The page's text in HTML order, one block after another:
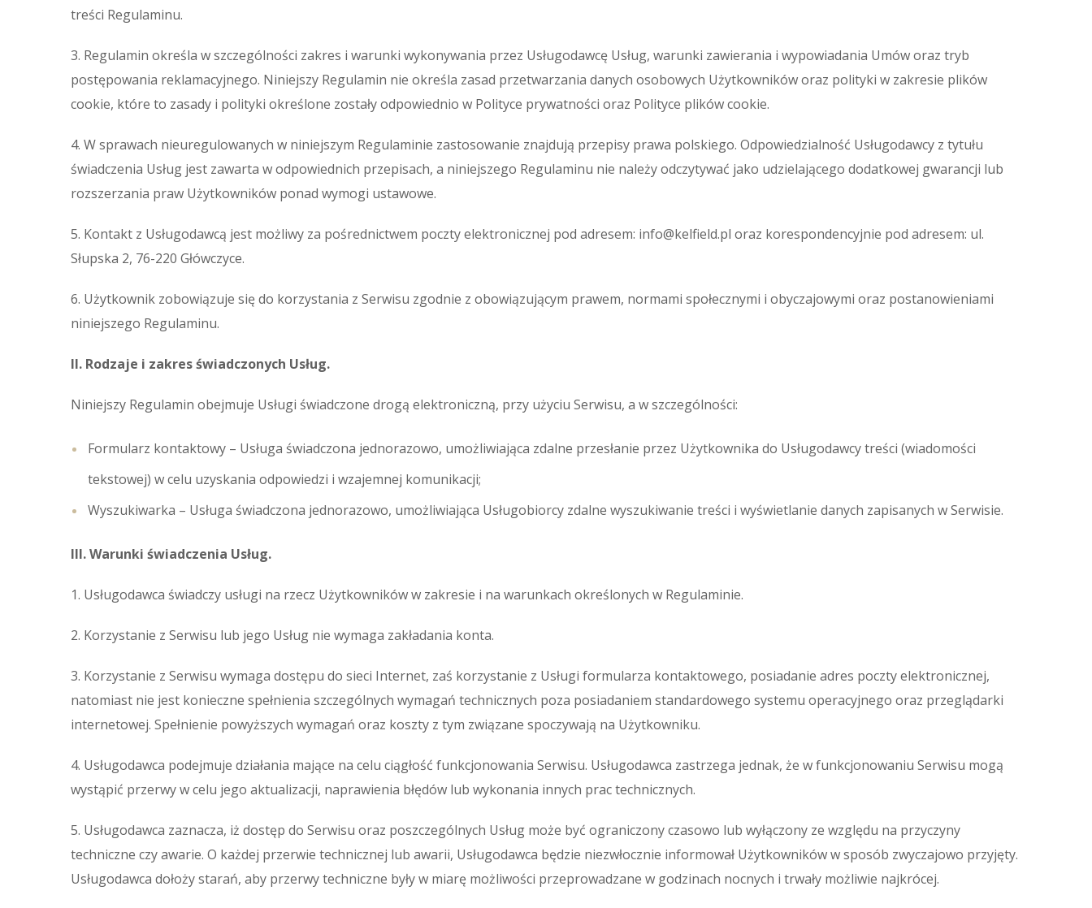
treści Regulaminu.
3. Regulamin określa w szczególności zakres i warunki wykonywania przez Usługodawcę Usług, warunki zawierania i wypowiadania Umów oraz tryb
postępowania reklamacyjnego. Niniejszy Regulamin nie określa zasad przetwarzania danych osobowych Użytkowników oraz polityki w zakresie plików
cookie, które to zasady i polityki określone zostały odpowiednio w Polityce prywatności oraz Polityce plików cookie.
4. W sprawach nieuregulowanych w niniejszym Regulaminie zastosowanie znajdują przepisy prawa polskiego. Odpowiedzialność Usługodawcy z tytułu
świadczenia Usług jest zawarta w odpowiednich przepisach, a niniejszego Regulaminu nie należy odczytywać jako udzielającego dodatkowej gwarancji lub
rozszerzania praw Użytkowników ponad wymogi ustawowe.
5. Kontakt z Usługodawcą jest możliwy za pośrednictwem poczty elektronicznej pod adresem: info@kelfield.pl oraz korespondencyjnie pod adresem: ul.
Słupska 2, 76-220 Główczyce.
6. Użytkownik zobowiązuje się do korzystania z Serwisu zgodnie z obowiązującym prawem, normami społecznymi i obyczajowymi oraz postanowieniami
niniejszego Regulaminu.
II. Rodzaje i zakres świadczonych Usług.
Niniejszy Regulamin obejmuje Usługi świadczone drogą elektroniczną, przy użyciu Serwisu, a w szczególności:
Formularz kontaktowy – Usługa świadczona jednorazowo, umożliwiająca zdalne przesłanie przez Użytkownika do Usługodawcy treści (wiadomości
tekstowej) w celu uzyskania odpowiedzi i wzajemnej komunikacji;
Wyszukiwarka – Usługa świadczona jednorazowo, umożliwiająca Usługobiorcy zdalne wyszukiwanie treści i wyświetlanie danych zapisanych w Serwisie.
III. Warunki świadczenia Usług.
1. Usługodawca świadczy usługi na rzecz Użytkowników w zakresie i na warunkach określonych w Regulaminie.
2. Korzystanie z Serwisu lub jego Usług nie wymaga zakładania konta.
3. Korzystanie z Serwisu wymaga dostępu do sieci Internet, zaś korzystanie z Usługi formularza kontaktowego, posiadanie adres poczty elektronicznej,
natomiast nie jest konieczne spełnienia szczególnych wymagań technicznych poza posiadaniem standardowego systemu operacyjnego oraz przeglądarki
internetowej. Spełnienie powyższych wymagań oraz koszty z tym związane spoczywają na Użytkowniku.
4. Usługodawca podejmuje działania mające na celu ciągłość funkcjonowania Serwisu. Usługodawca zastrzega jednak, że w funkcjonowaniu Serwisu mogą
wystąpić przerwy w celu jego aktualizacji, naprawienia błędów lub wykonania innych prac technicznych.
5. Usługodawca zaznacza, iż dostęp do Serwisu oraz poszczególnych Usług może być ograniczony czasowo lub wyłączony ze względu na przyczyny
techniczne czy awarie. O każdej przerwie technicznej lub awarii, Usługodawca będzie niezwłocznie informował Użytkowników w sposób zwyczajowo przyjęty.
Usługodawca dołoży starań, aby przerwy techniczne były w miarę możliwości przeprowadzane w godzinach nocnych i trwały możliwie najkrócej.